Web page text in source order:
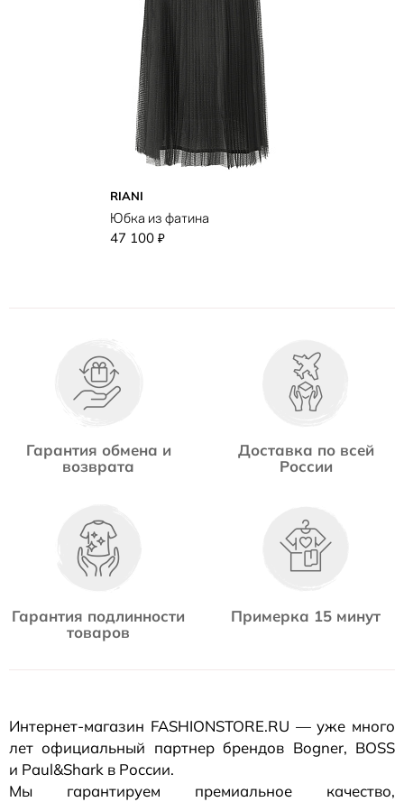
RIANI
Юбка из фатина
47 100 ₽
Гарантия обмена и
возврата
Доставка по всей
России
Гарантия подлинности
товаров
Примерка 15 минут
Интернет-магазин FASHIONSTORE.RU — уже много
лет официальный партнер брендов Bogner, BOSS
и Paul&Shark в России.
Мы гарантируем премиальное качество,